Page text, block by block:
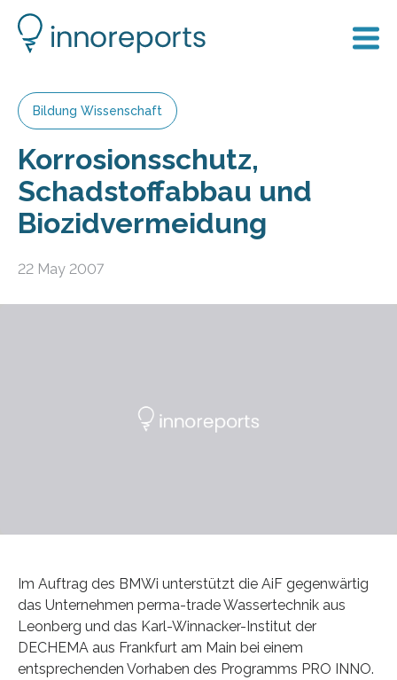
Bildung Wissenschaft
Korrosionsschutz,
Schadstoffabbau und
Biozidvermeidung
22 May 2007
Im Auftrag des BMWi unterstützt die AiF gegenwärtig
das Unternehmen perma-trade Wassertechnik aus
Leonberg und das Karl-Winnacker-Institut der
DECHEMA aus Frankfurt am Main bei einem
entsprechenden Vorhaben des Programms PRO INNO.